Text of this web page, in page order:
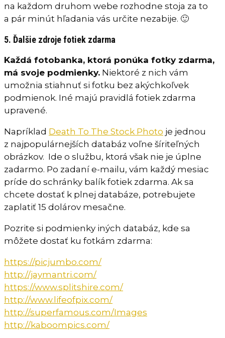
na každom druhom webe rozhodne stoja za to
a pár minút hľadania vás určite nezabije. 🙂
5. Ďalšie zdroje fotiek zdarma
Každá fotobanka, ktorá ponúka fotky zdarma,
má svoje podmienky. Niektoré z nich vám
umožnia stiahnuť si fotku bez akýchkoľvek
podmienok. Iné majú pravidlá fotiek zdarma
upravené.
Napríklad Death To The Stock Photo je jednou
z najpopulárnejších databáz voľne šíriteľných
obrázkov. Ide o službu, ktorá však nie je úplne
zadarmo. Po zadaní e-mailu, vám každý mesiac
príde do schránky balík fotiek zdarma. Ak sa
chcete dostať k plnej databáze, potrebujete
zaplatiť 15 dolárov mesačne.
Pozrite si podmienky iných databáz, kde sa
môžete dostať ku fotkám zdarma:
https://picjumbo.com/
http://jaymantri.com/
https://www.splitshire.com/
http://www.lifeofpix.com/
http://superfamous.com/Images
http://kaboompics.com/